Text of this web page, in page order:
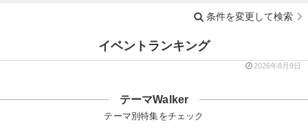
条件を変更して検索
イベントランキング
2026年8月9日
テーマWalker
テーマ別特集をチェック